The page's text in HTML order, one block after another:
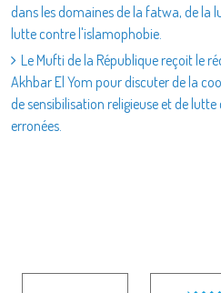
dans les domaines de la fatwa, de la
lutte contre l'islamophobie.
Le Mufti de la République reçoit le
Akhbar El Yom pour discuter de la
de sensibilisation religieuse et de
erronées.